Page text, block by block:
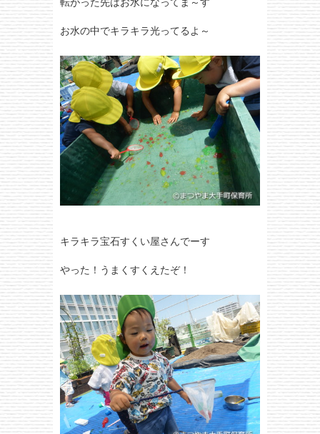
お水の中でキラキラ光ってるよ～
キラキラ宝石すくい屋さんでーす
やった！うまくすくえたぞ！